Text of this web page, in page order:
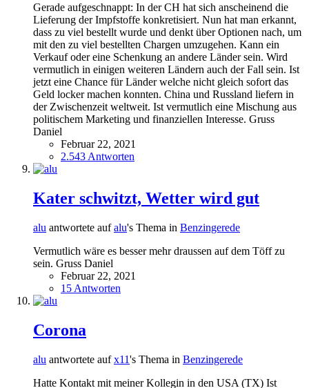
Gerade aufgeschnappt: In der CH hat sich anscheinend die
Lieferung der Impfstoffe konkretisiert. Nun hat man erkannt,
dass zu viel bestellt wurde und denkt über Optionen nach, um
mit den zu viel bestellten Chargen umzugehen. Kann ein
Verkauf oder eine Schenkung an andere Länder sein. Wird
vermutlich in einigen weiteren Ländern auch der Fall sein. Ist
jetzt eine Chance für Länder welche nicht gleich sofort das
Geld locker machen konnten. China und Russland liefern in
der Zwischenzeit weltweit. Ist vermutlich eine Mischung aus
politischem Marketing und finanziellen Interesse. Gruss
Daniel
Februar 22, 2021
2.543 Antworten
Kater schwitzt, Wetter wird gut
alu antwortete aufalu's Thema in Benzingerede
Vermutlich wäre es besser mehr draussen auf dem Töff zu
sein. Gruss Daniel
Februar 22, 2021
15 Antworten
Corona
alu antwortete aufx11's Thema in Benzingerede
Hatte Kontakt mit meiner Kollegin in den USA (TX) Ist